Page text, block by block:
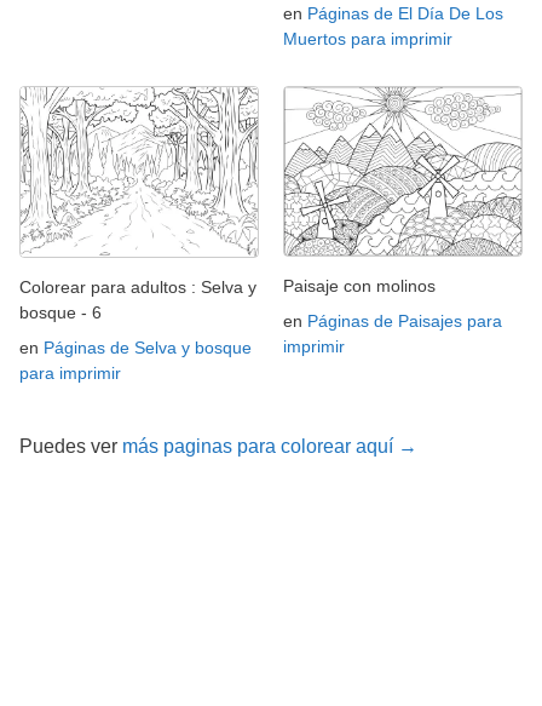
en Páginas de El Día De Los
Muertos para imprimir
Colorear para adultos : Selva y
bosque - 6
en Páginas de Selva y bosque
para imprimir
Paisaje con molinos
en Páginas de Paisajes para
imprimir
Puedes ver más paginas para colorear aquí →